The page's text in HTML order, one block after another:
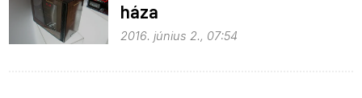
háza
2016. június 2., 07:54